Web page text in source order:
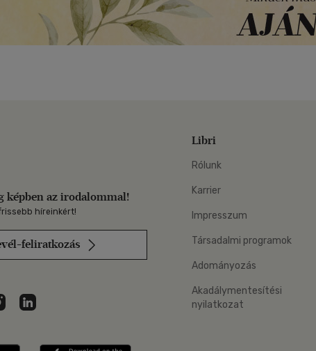
képben az irodalommal!
híreinkért!
feliratkozás
Youtube-on
Libri az Instagramon
Libri a LinkedInen
Libri
Rólunk
Karrier
Impresszum
Társadalmi programok
Adományozás
Akadálymentesítési
nyilatkozat